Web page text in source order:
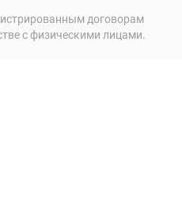
договорам
с физическими лицами.